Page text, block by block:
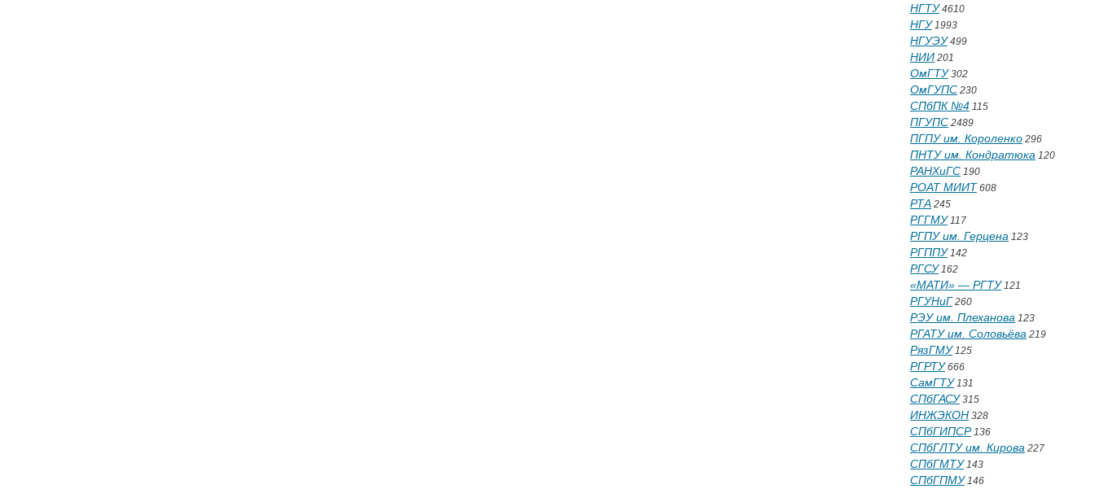
НГТУ4610
НГУ1993
НГУЭУ499
НИИ 201
ОмГТУ302
ОмГУПС 230
СПбПК №4 115
ПГУПС 2489
ПГПУ им. Короленко 296
ПНТУ им. Кондратюка 120
РАНХиГС 190
РОАТ МИИТ 608
РТА 245
РГГМУ117
РГПУ им. Герцена 123
РГППУ142
РГСУ162
«МАТИ» — РГТУ121
РГУНиГ 260
РЭУ им. Плеханова 123
РГАТУ им. Соловьёва 219
РязГМУ125
РГРТУ666
СамГТУ131
СПбГАСУ315
ИНЖЭКОН 328
СПбГИПСР136
СПбГЛТУ им. Кирова 227
СПбГМТУ143
СПбГПМУ146